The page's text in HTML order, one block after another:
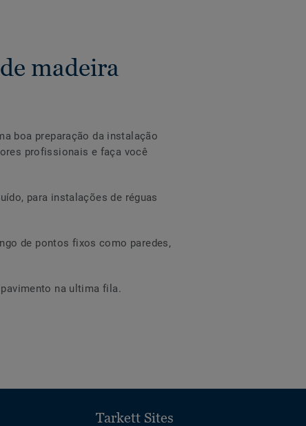
madeira
boa preparação da instalação
profissionais e faça você
para instalações de réguas
de pontos fixos como paredes,
na ultima fila.
Tarkett Sites